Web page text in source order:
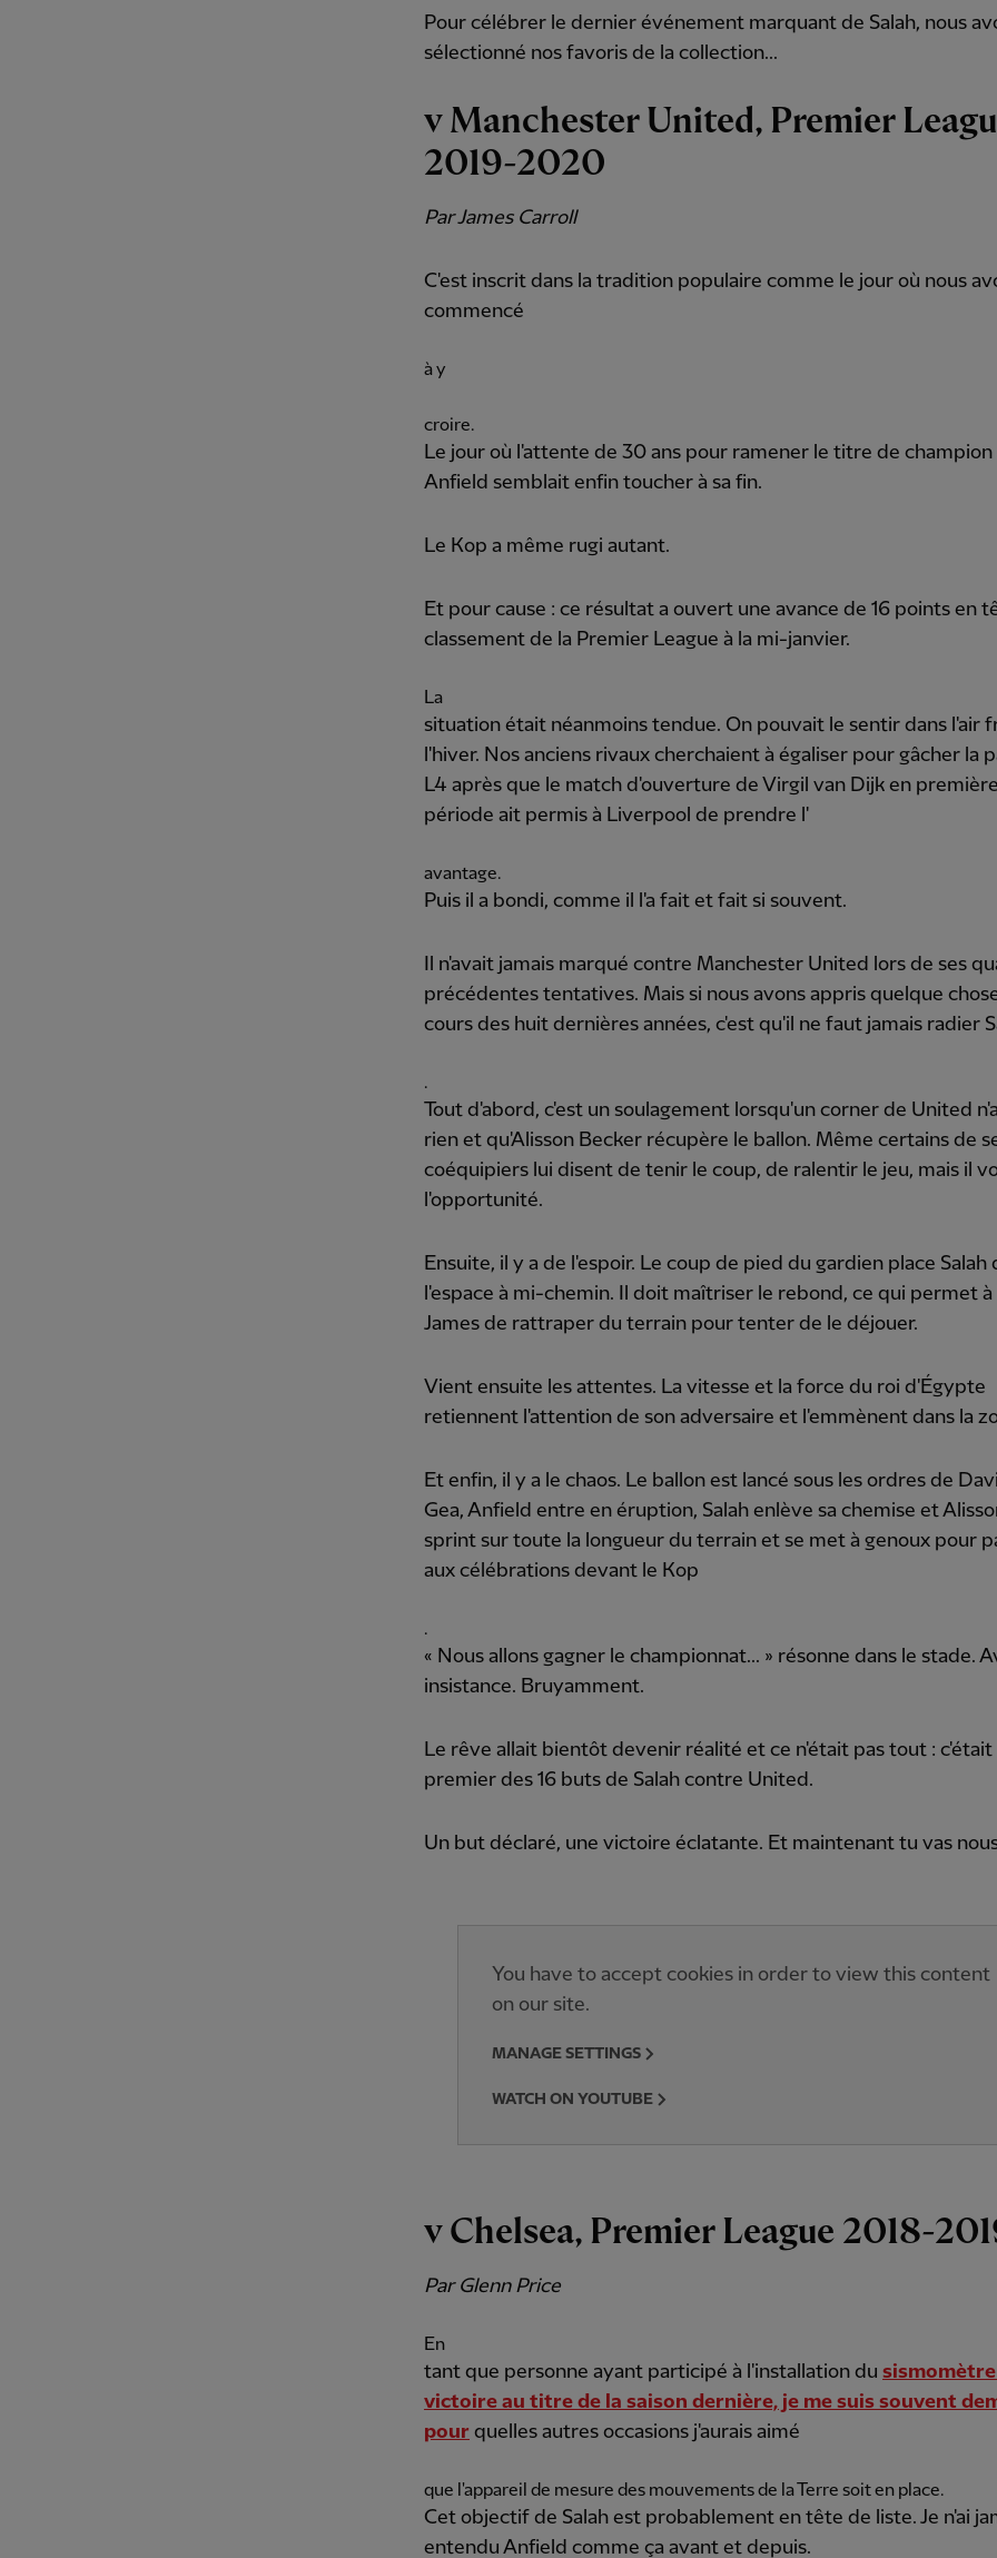
Pour célébrer le dernier événement marquant de Salah, nous
sélectionné nos favoris de la collection...
v Manchester United, Premier
2019-2020
Par James Carroll
C'est inscrit dans la tradition populaire comme le jour où nous
commencé
à y
croire.
Le jour où l'attente de 30 ans pour ramener le titre de champion
Anfield semblait enfin toucher à sa fin.
Le Kop a même rugi autant.
Et pour cause : ce résultat a ouvert une avance de 16 points en
classement de la Premier League à la mi-janvier.
La
situation était néanmoins tendue. On pouvait le sentir dans l'air
l'hiver. Nos anciens rivaux cherchaient à égaliser pour gâcher la
L4 après que le match d'ouverture de Virgil van Dijk en première
période ait permis à Liverpool de prendre l'
avantage.
Puis il a bondi, comme il l'a fait et fait si souvent.
Il n'avait jamais marqué contre Manchester United lors de ses
précédentes tentatives. Mais si nous avons appris quelque
cours des huit dernières années, c'est qu'il ne faut jamais radier
.
Tout d'abord, c'est un soulagement lorsqu'un corner de United
rien et qu'Alisson Becker récupère le ballon. Même certains de
coéquipiers lui disent de tenir le coup, de ralentir le jeu, mais il
l'opportunité.
Ensuite, il y a de l'espoir. Le coup de pied du gardien place Salah
l'espace à mi-chemin. Il doit maîtriser le rebond, ce qui permet à
James de rattraper du terrain pour tenter de le déjouer.
Vient ensuite les attentes. La vitesse et la force du roi d'Égypte
retiennent l'attention de son adversaire et l'emmènent dans la
Et enfin, il y a le chaos. Le ballon est lancé sous les ordres de
Gea, Anfield entre en éruption, Salah enlève sa chemise et
sprint sur toute la longueur du terrain et se met à genoux pour
aux célébrations devant le Kop
.
« Nous allons gagner le championnat... » résonne dans le stade.
insistance. Bruyamment.
Le rêve allait bientôt devenir réalité et ce n'était pas tout : c'était
premier des 16 buts de Salah contre United.
Un but déclaré, une victoire éclatante. Et maintenant tu vas
You have to accept cookies in order to view this content
on our site.
MANAGE SETTINGS
WATCH ON YOUTUBE
v Chelsea, Premier League 2018-
Par Glenn Price
En
tant que personne ayant participé à l'installation du
victoire au titre de la saison dernière, je me suis souvent
pour quelles autres occasions j'aurais aimé
que l'appareil de mesure des mouvements de la Terre soit en place.
Cet objectif de Salah est probablement en tête de liste. Je n'ai
entendu Anfield comme ça avant et depuis.